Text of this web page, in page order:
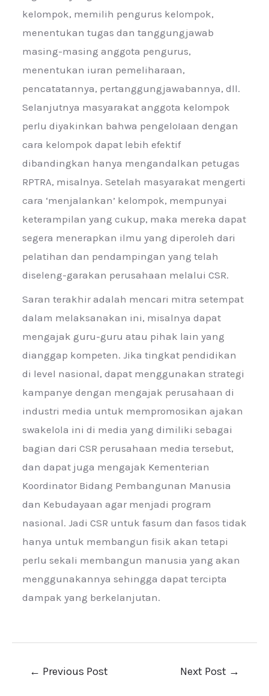
kelompok, memilih pengurus kelompok,
menentukan tugas dan tanggungjawab
masing-masing anggota pengurus,
menentukan iuran pemeliharaan,
pencatatannya, pertanggungjawabannya, dll.
Selanjutnya masyarakat anggota kelompok
perlu diyakinkan bahwa pengeloIaan dengan
cara kelompok dapat lebih efektif
dibandingkan hanya mengandalkan petugas
RPTRA, misalnya. Setelah masyarakat mengerti
cara ‘menjalankan’ kelompok, mempunyai
keterampilan yang cukup, maka mereka dapat
segera menerapkan ilmu yang diperoleh dari
pelatihan dan pendampingan yang telah
diseleng-garakan perusahaan melalui CSR.
Saran terakhir adalah mencari mitra setempat
dalam melaksanakan ini, misalnya dapat
mengajak guru-guru atau pihak lain yang
dianggap kompeten. Jika tingkat pendidikan
di level nasional, dapat menggunakan strategi
kampanye dengan mengajak perusahaan di
industri media untuk mempromosikan ajakan
swakelola ini di media yang dimiliki sebagai
bagian dari CSR perusahaan media tersebut,
dan dapat juga mengajak Kementerian
Koordinator Bidang Pembangunan Manusia
dan Kebudayaan agar menjadi program
nasional. Jadi CSR untuk fasum dan fasos tidak
hanya untuk membangun fisik akan tetapi
perlu sekali membangun manusia yang akan
menggunakannya sehingga dapat tercipta
dampak yang berkelanjutan.
← Previous Post Next Post →